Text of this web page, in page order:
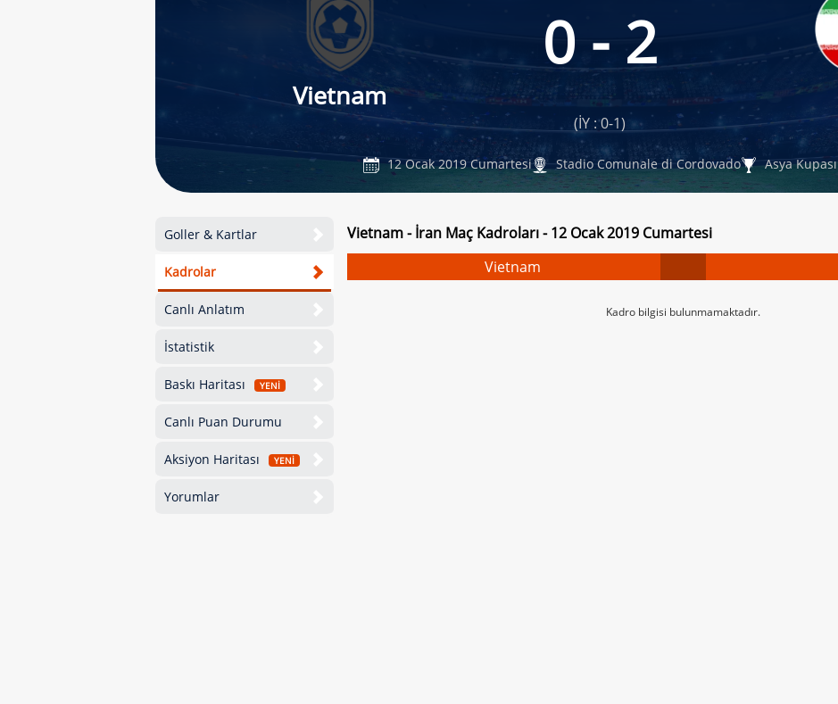
Vietnam
0 - 2
(İY : 0-1)
12 Ocak 2019 Cumartesi Stadio Comunale di Cordovado Asya Kupası
Goller & Kartlar
Kadrolar
Canlı Anlatım
İstatistik
Baskı Haritası YENİ
Canlı Puan Durumu
Aksiyon Haritası YENİ
Yorumlar
Vietnam - İran Maç Kadroları - 12 Ocak 2019 Cumartesi
Vietnam
Kadro bilgisi bulunmamaktadır.